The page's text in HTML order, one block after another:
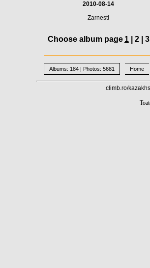
2010-08-14
Zarnesti
Choose album page 1| 2| 3
Albums: 184 | Photos: 5681 Home
climb.ro/